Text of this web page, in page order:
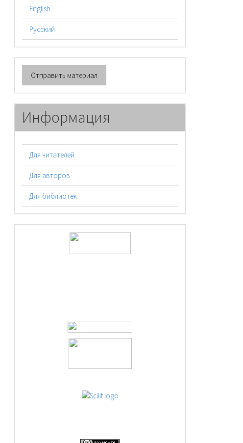
English
Русский
Отправить
материал
Отправить материал
Информация
Для читателей
Для авторов
Для библиотек